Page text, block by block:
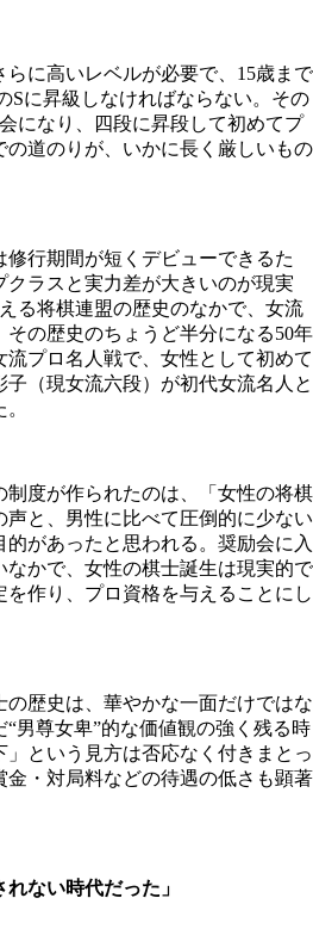
に高いレベルが必要で、15歳まで
Sに昇級しなければならない。その
になり、四段に昇段して初めてプ
の道のりが、いかに長く厳しいもの
行期間が短くデビューできるた
ラスと実力差が大きいのが現実
る将棋連盟の歴史のなかで、女流
の歴史のちょうど半分になる50年
流プロ名人戦で、女性として初めて
（現女流六段）が初代女流名人と
度が作られたのは、「女性の将棋
声と、男性に比べて圧倒的に少ない
があったと思われる。奨励会に入
かで、女性の棋士誕生は現実的で
作り、プロ資格を与えることにし
歴史は、華やかな一面だけではな
男尊女卑”的な価値観の強く残る時
という見方は否応なく付きまとっ
金・対局料などの待遇の低さも顕著
れない時代だった」